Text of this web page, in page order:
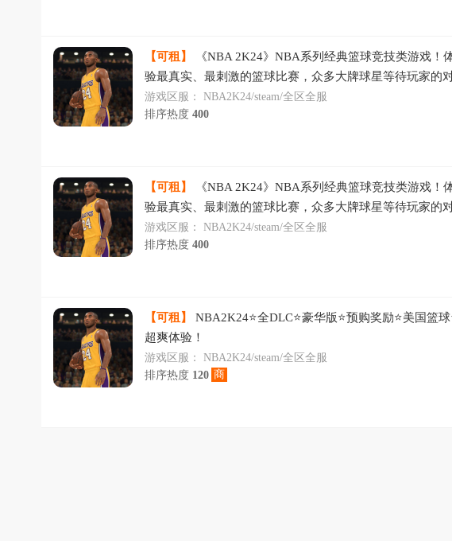
【可租】
《NBA 2K24》NBA系列经典篮球竞技类游戏！
验最真实、最刺激的篮球比赛，众多大牌球星等待玩家的
抗，花式运球让人眼花缭乱，快来线上联机一起打篮球吧！
游戏区服： NBA2K24/steam/全区全服
排序热度 400
【可租】
《NBA 2K24》NBA系列经典篮球竞技类游戏！
验最真实、最刺激的篮球比赛，众多大牌球星等待玩家的
抗，花式运球让人眼花缭乱，快来线上联机一起打篮球吧！
游戏区服： NBA2K24/steam/全区全服
排序热度 400
【可租】
NBA2K24⭐全DLC⭐豪华版⭐预购奖励⭐美国篮球
超爽体验！
游戏区服： NBA2K24/steam/全区全服
排序热度 120 商